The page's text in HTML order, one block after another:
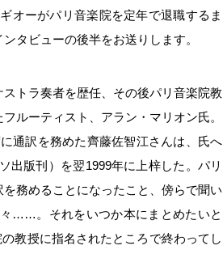
オーがパリ音楽院を定年で退職するま
タビューの後半をお送りします。
トラ奏者を歴任、その後パリ音楽院教
ルーティスト、アラン・マリオン氏。
通訳を務めた齊藤佐智江さんは、氏へ
出版刊）を翌1999年に上梓した。パリ
務めることになったこと、傍らで聞い
……。それをいつか本にまとめたいと
教授に指名されたところで終わってし